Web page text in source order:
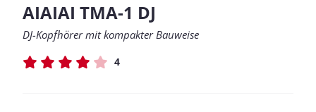
AIAIAI TMA-1 DJ
DJ-Kopfhörer mit kompakter Bauweise
4